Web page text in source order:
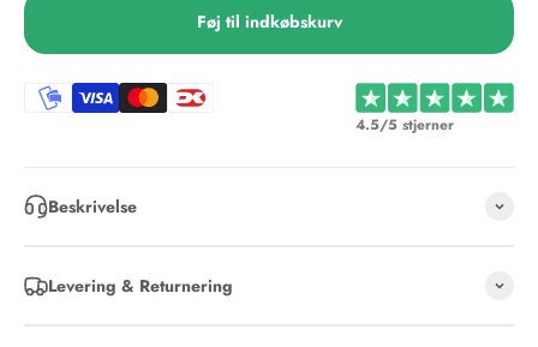
Føj til indkøbskurv
4.5/5 stjerner
Beskrivelse
Levering & Returnering